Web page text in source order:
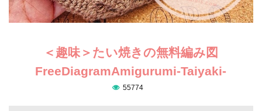
＜趣味＞たい焼きの無料編み図
FreeDiagramAmigurumi-Taiyaki-
55774